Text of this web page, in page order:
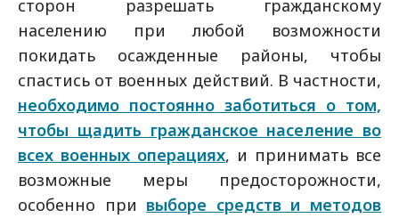
сторон разрешать гражданскому
населению при любой возможности
покидать осажденные районы, чтобы
спастись от военных действий. В частности,
необходимо постоянно заботиться о том,
чтобы щадить гражданское население во
всех военных операциях, и принимать все
возможные меры предосторожности,
особенно при выборе средств и методов